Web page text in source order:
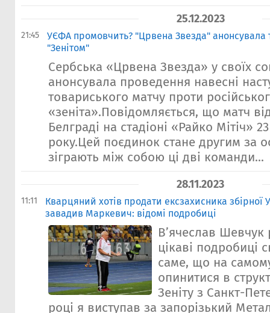
25.12.2023
21:45
УЄФА промовчить? "Црвена Звезда" анонсувала
"Зенітом"
Сербська «Црвена Звезда» у своїх
анонсувала проведення навесні
товариського матчу проти
«зеніта».Повідомляється, що матч
Белграді на стадіоні «Райко Мітіч»
року.Цей поєдинок стане другим за
зіграють між собою ці дві команди...
28.11.2023
11:11
Кварцяний хотів продати ексзахисника збірної
завадив Маркевич: відомі подробиці
В’ячеслав Шевчук
цікаві подробиці
саме, що на самому
опинитися в
Зеніту з Санкт-
році я виступав за запорізький